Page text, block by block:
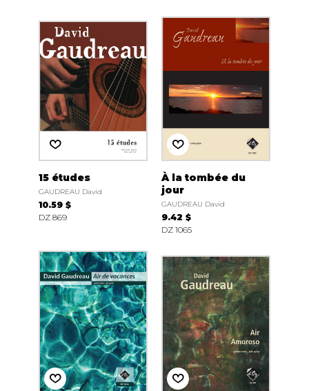
15 études
GAUDREAU David
10.59 $
DZ 869
À la tombée du
jour
GAUDREAU David
9.42 $
DZ 1065